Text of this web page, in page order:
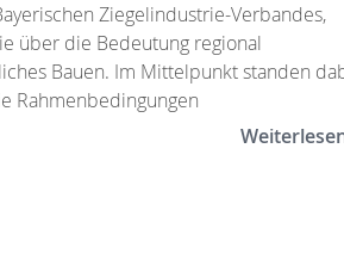
Ziegelindustrie-Verbandes,
über die Bedeutung regional
Bauen. Im Mittelpunkt standen
Rahmenbedingungen